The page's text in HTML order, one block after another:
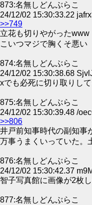
873:名無しどんぶらこ
24/12/02 15:30:33.22
>>749
立花も切りやがったwww
こいつマジで胸くそ悪い
874:名無しどんぶらこ
24/12/02 15:30:38.68
xでも必死に切り取りし
875:名無しどんぶらこ
24/12/02 15:30:39.48 /
>>806
井戸前知事時代の副知事
万事うまくいっていた。
876:名無しどんぶらこ
24/12/02 15:30:42.37
智子写真館に画像が2枚
877:名無しどんぶらこ